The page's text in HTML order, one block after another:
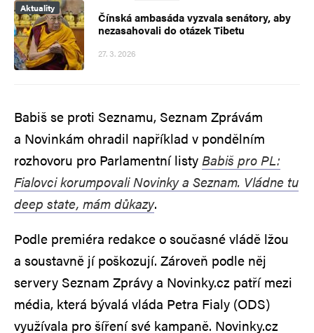
Aktuality
Čínská ambasáda vyzvala senátory, aby
nezasahovali do otázek Tibetu
27. 3. 2026
Babiš se proti Seznamu, Seznam Zprávám
a Novinkám ohradil například v pondělním
rozhovoru pro Parlamentní listyBabiš pro PL:
Fialovci korumpovali Novinky a Seznam. Vládne tu
deep state, mám důkazy.
Podle premiéra redakce o současné vládě lžou
a soustavně jí poškozují. Zároveň podle něj
servery Seznam Zprávy a Novinky.cz patří mezi
média, která bývalá vláda Petra Fialy (ODS)
využívala pro šíření své kampaně. Novinky.cz